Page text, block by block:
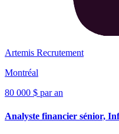
Artemis Recrutement
Montréal
80 000 $ par an
Analyste financier sénior,